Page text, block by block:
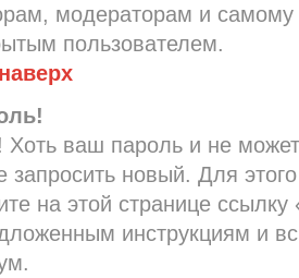
модераторам и
пользователем.
Хоть ваш пароль и не
запросить новый. Для
на этой странице
инструкциям и